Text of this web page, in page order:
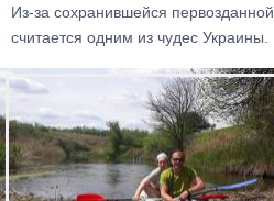
Из-за сохранившейся
считается одним из чудес Украины.